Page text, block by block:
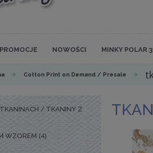
PROMOCJE NOWOŚCI MINKY POLAR
Cotton Print on Demand / Presale
/ TKANINY Z
WZOREM (4)